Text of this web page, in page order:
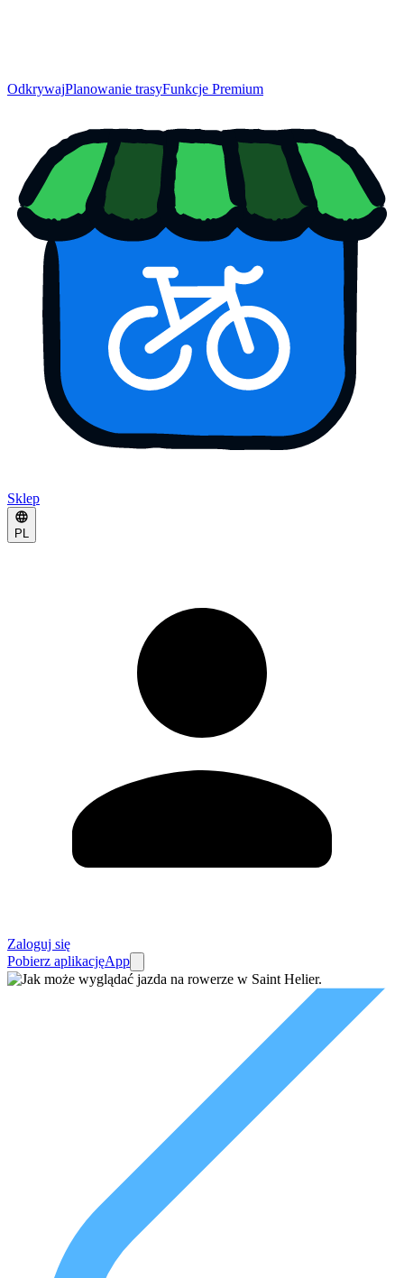
OdkrywajPlanowanie trasyFunkcje Premium
Sklep
PL
Zaloguj się
Pobierz aplikacjęApp